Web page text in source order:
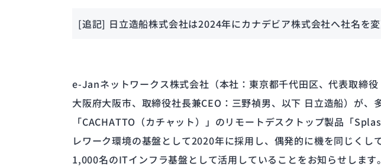
[追記] 日立造船株式会社は2024年にカナデビア株式会社へ社名を変
e-Janネットワークス株式会社（本社：東京都千代田区、代表取締
大阪府大阪市、取締役社長兼CEO：三野禎男、以下 日立造船）が
「CACHATTO（カチャット）」のリモートデスクトップ製品「
レワーク環境の基盤として2020年に採用し、偶発的に機を同じく
1,000名のITインフラ基盤として活用していることをお知らせします。